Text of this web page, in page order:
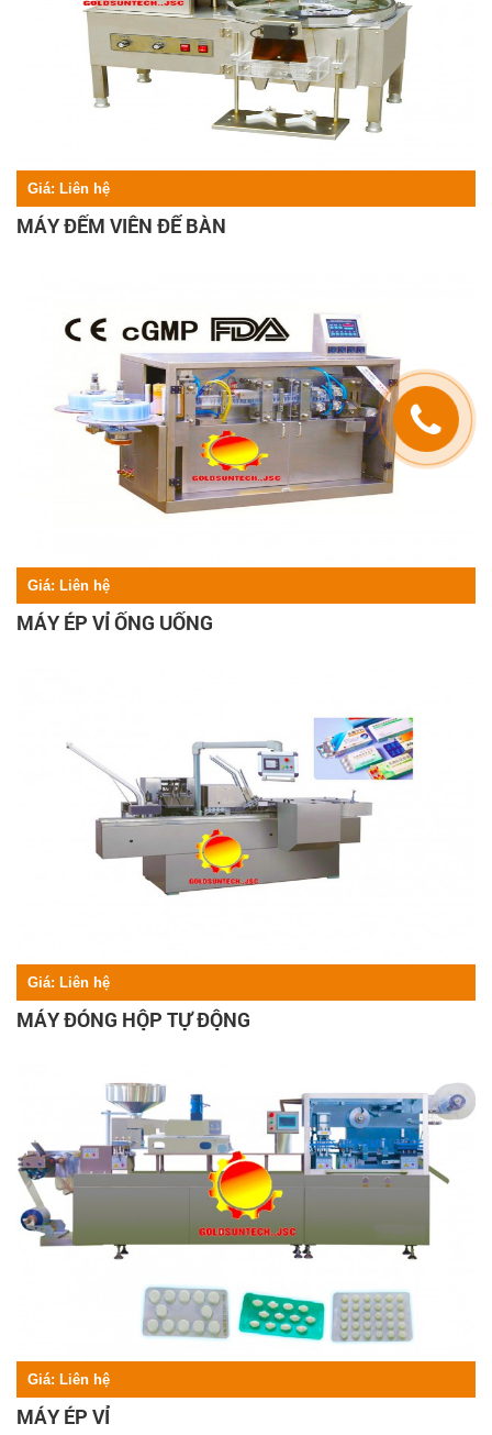
Giá: Liên hệ
MÁY ĐẾM VIÊN ĐỂ BÀN
Giá: Liên hệ
MÁY ÉP VỈ ỐNG UỐNG
Giá: Liên hệ
MÁY ĐÓNG HỘP TỰ ĐỘNG
Giá: Liên hệ
MÁY ÉP VỈ